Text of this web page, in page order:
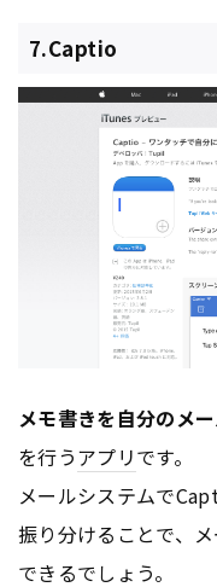
7.Captio
メモ書きを自分のメ
を行うアプリです。
メールシステムで
振り分けることで、
できるでしょう。